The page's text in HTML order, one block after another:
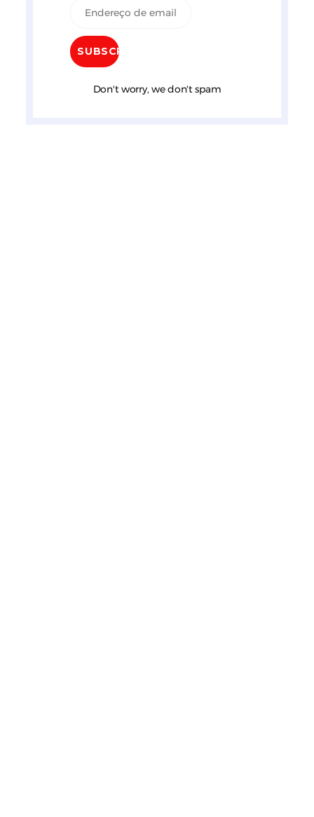
Don't worry, we don't spam